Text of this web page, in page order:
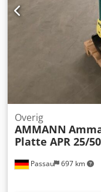
Passau 697 km
Overig
AMMANN
Platte APR 25/